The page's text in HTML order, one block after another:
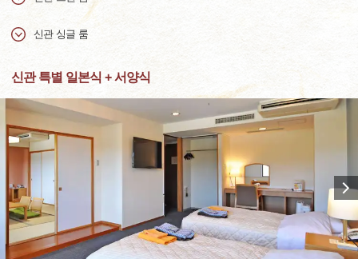
신관 싱글 룸
신관 특별 일본식 + 서양식